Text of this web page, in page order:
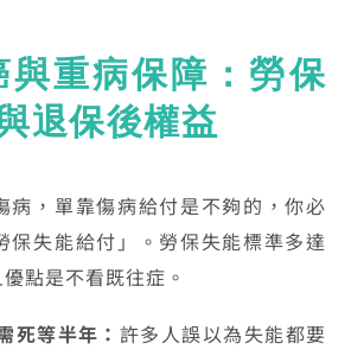
與重病保障：勞保
退保後權益
病，單靠傷病給付是不夠的，你必
保失能給付」。勞保失能標準多達
點是不看既往症。
死等半年： 許多人誤以為失能都要